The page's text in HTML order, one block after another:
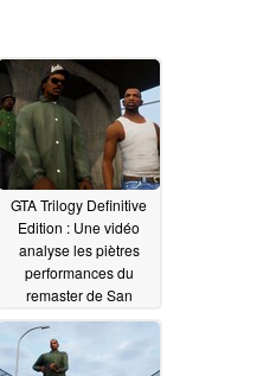
GTA Trilogy Definitive
Edition : Une vidéo
analyse les piètres
performances du
remaster de San
Andreas sur PS5 et
Nintendo Switch
11/24/2021